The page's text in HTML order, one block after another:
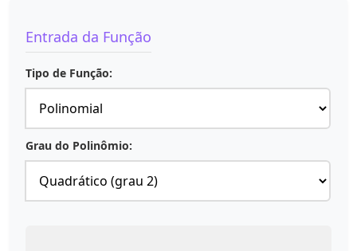
Entrada da Função
Tipo de Função:
Grau do Polinômio: